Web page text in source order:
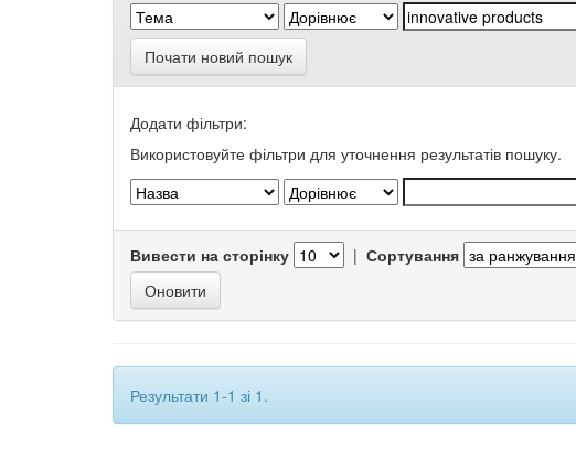
Почати новий пошук
Додати фільтри:
Використовуйте фільтри для уточнення результатів пошуку.
Вивести на сторінку | Сортування
Результати 1-1 зі 1.